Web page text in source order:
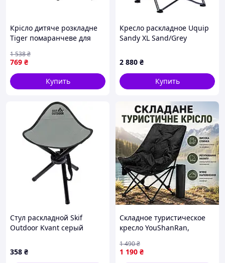
Крісло дитяче розкладне
Tiger помаранчеве для
металевою основою і
поліестерою
769 ₴
1 538₴
Купить
Кресло раскладное Uquip
Sandy XL Sand/Grey
2 880 ₴
Купить
Стул раскладной Skif
Outdoor Kvant серый
358 ₴
Складное туристическое
кресло YouShanRan,
чехлом
1 190 ₴
1 490₴